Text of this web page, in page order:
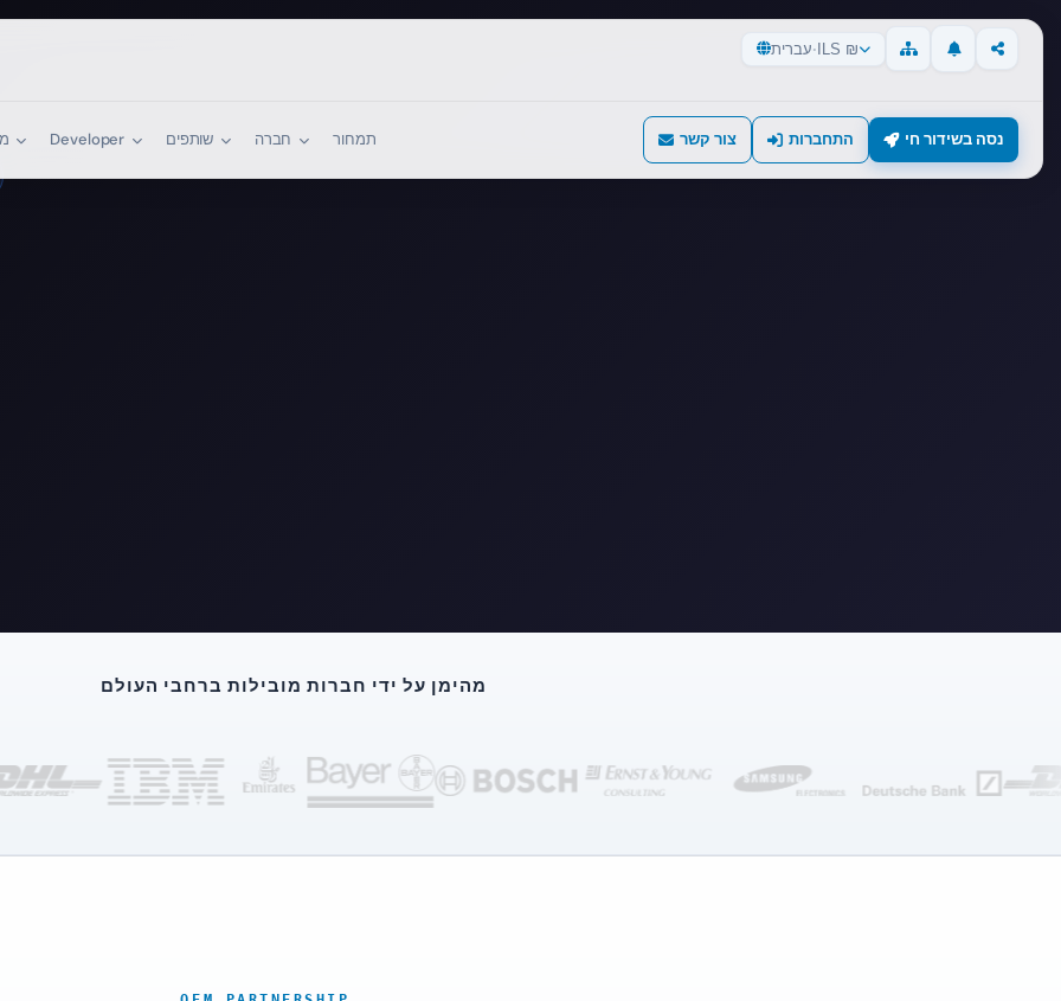
עברית·ILS ₪ מפת אתרעדכוניםשיתוף
Developer תמחור צור קשר התחברות נסה בשידור חי
מהימן על ידי חברות מובילות ברחבי העולם